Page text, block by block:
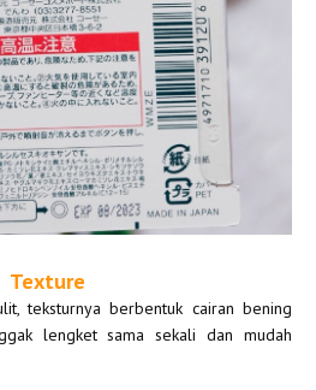
Texture
teksturnya berbentuk cairan bening
lengket sama sekali dan mudah